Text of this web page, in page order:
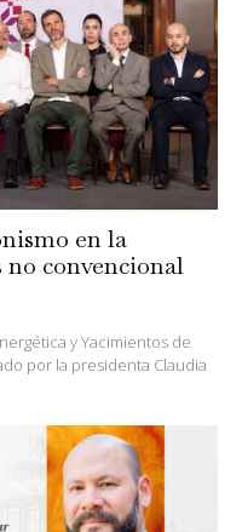
en la
no convencional
y Yacimientos de
por la presidenta Claudia